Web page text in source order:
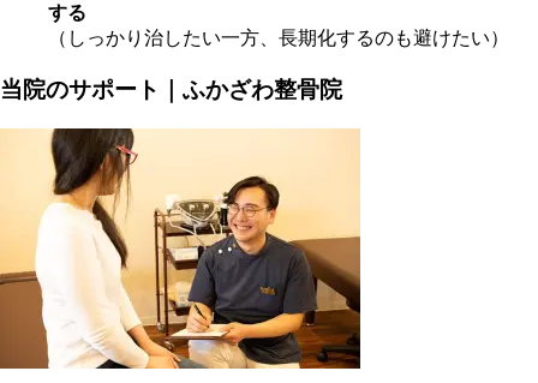
する
（しっかり治したい一方、長期化するのも避けたい）
当院のサポート｜ふかざわ整骨院